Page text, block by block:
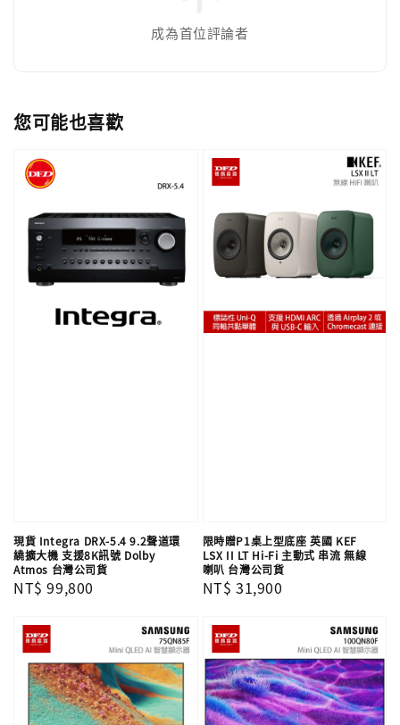
成為首位評論者
您可能也喜歡
現貨 Integra DRX-5.4 9.2聲道環
繞擴大機 支援8K訊號 Dolby
Atmos 台灣公司貨
Regular
NT$ 99,800
限時贈P1桌上型底座 英國 KEF
LSX II LT Hi-Fi 主動式 串流 無線
喇叭 台灣公司貨
Regular
NT$ 31,900